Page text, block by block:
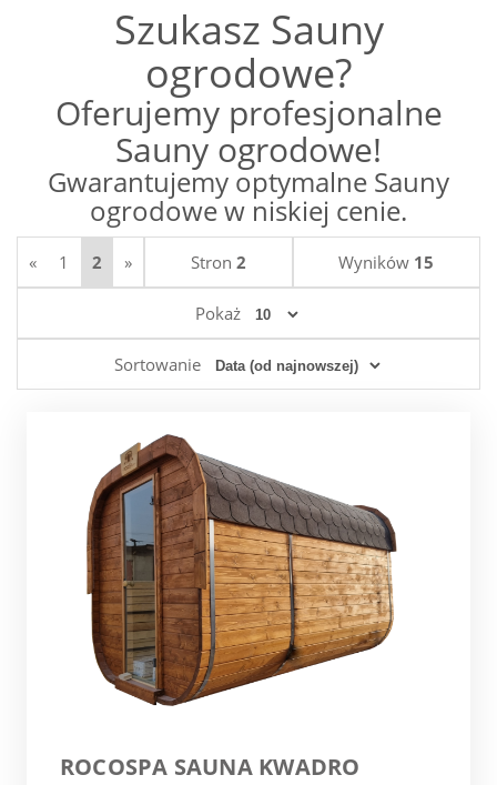
Szukasz Sauny
ogrodowe?
Oferujemy profesjonalne
Sauny ogrodowe!
Gwarantujemy optymalne Sauny
ogrodowe w niskiej cenie.
« 1 2 » Stron 2 Wyników 15
Pokaż
Sortowanie
ROCOSPA SAUNA KWADRO